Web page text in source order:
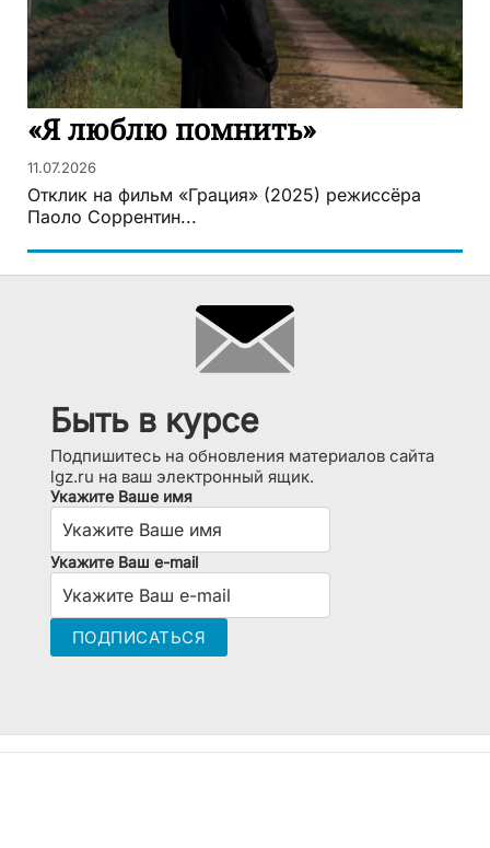
«Я люблю помнить»
11.07.2026
Отклик на фильм «Грация» (2025) режиссёра
Паоло Соррентин...
Быть в курсе
Подпишитесь на обновления материалов сайта
lgz.ru на ваш электронный ящик.
Укажите Ваше имя
Укажите Ваш e-mail